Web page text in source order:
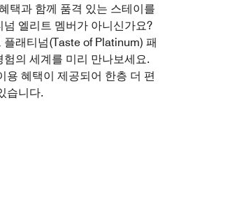
택과 함께 품격 있는 스테이를
엘리트 멤버가 아니신가요?
래티넘(Taste of Platinum) 패
의 세계를 미리 만나보세요.
용 혜택이 제공되어 한층 더 편
습니다.